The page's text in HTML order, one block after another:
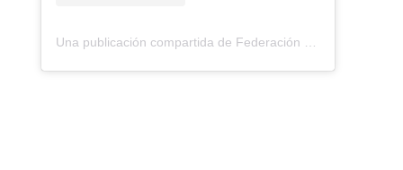
Una publicación compartida de Federación Montañismo Tenerife (@federacion_montanismo_tenerife)